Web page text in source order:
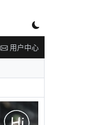
用户中心